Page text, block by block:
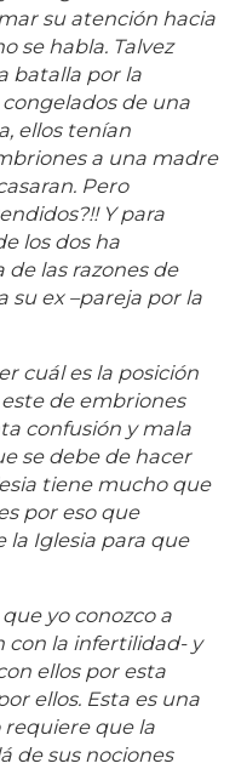
su atención hacia
se habla. Talvez
batalla por la
de una
ellos tenían
a una madre
Pero
Y para
los dos ha
las razones de
ex –pareja por la
cuál es la posición
de embriones
confusión y mala
se debe de hacer
tiene mucho que
por eso que
la Iglesia para que
yo conozco a
con la infertilidad- y
ellos por esta
ellos. Esta es una
que la
de sus nociones